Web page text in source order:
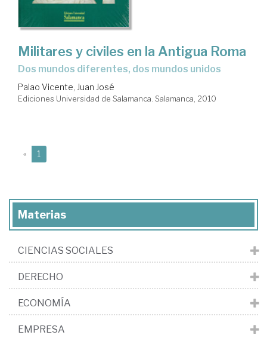
Militares y civiles en la Antigua Roma
dos mundos diferentes, dos mundos unidos
Palao Vicente, Juan José
Ediciones Universidad de Salamanca. Salamanca, 2010
« 1
Materias
CIENCIAS SOCIALES
DERECHO
ECONOMÍA
EMPRESA